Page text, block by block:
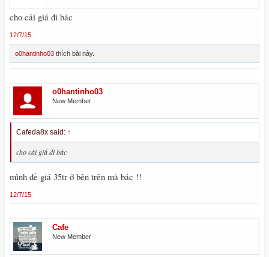
cho cái giá đi bác
12/7/15
o0hantinho03 thích bài này.
o0hantinho03
New Member
Cafeda8x said: ↑
cho cái giá đi bác
mình đề giá 35tr ở bên trên mà bác !!
12/7/15
Cafe
New Member